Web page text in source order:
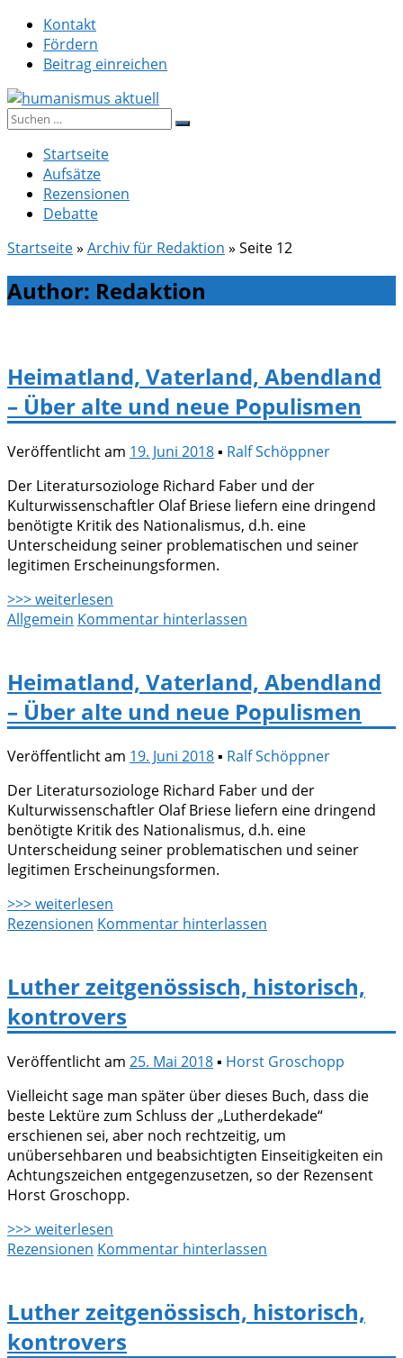
Zum
Inhalt
springen
Kontakt
Fördern
Beitrag einreichen
humanismus aktuell
Suche
Startseite
Aufsätze
Rezensionen
Debatte
Startseite» Archiv für Redaktion » Seite 12
Author: Redaktion
Heimatland, Vaterland, Abendland
– Über alte und neue Populismen
Veröffentlicht am 19. Juni 2018▪ Ralf Schöppner
Der Literatursoziologe Richard Faber und der
Kulturwissenschaftler Olaf Briese liefern eine dringend
benötigte Kritik des Nationalismus, d.h. eine
Unterscheidung seiner problematischen und seiner
legitimen Erscheinungsformen.
>>> weiterlesen
Allgemein Kommentar hinterlassen
Heimatland, Vaterland, Abendland
– Über alte und neue Populismen
Veröffentlicht am 19. Juni 2018▪ Ralf Schöppner
Der Literatursoziologe Richard Faber und der
Kulturwissenschaftler Olaf Briese liefern eine dringend
benötigte Kritik des Nationalismus, d.h. eine
Unterscheidung seiner problematischen und seiner
legitimen Erscheinungsformen.
>>> weiterlesen
Rezensionen Kommentar hinterlassen
Luther zeitgenössisch, historisch,
kontrovers
Veröffentlicht am 25. Mai 2018▪ Horst Groschopp
Vielleicht sage man später über dieses Buch, dass die
beste Lektüre zum Schluss der „Lutherdekade“
erschienen sei, aber noch rechtzeitig, um
unübersehbaren und beabsichtigten Einseitigkeiten ein
Achtungszeichen entgegenzusetzen, so der Rezensent
Horst Groschopp.
>>> weiterlesen
Rezensionen Kommentar hinterlassen
Luther zeitgenössisch, historisch,
kontrovers